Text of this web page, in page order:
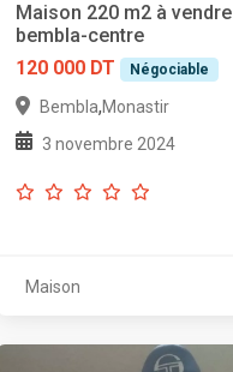
Maison 220 m2 à vendre
bembla-centre
120 000 DT
Négociable
Bembla,Monastir
3 novembre 2024
Maison